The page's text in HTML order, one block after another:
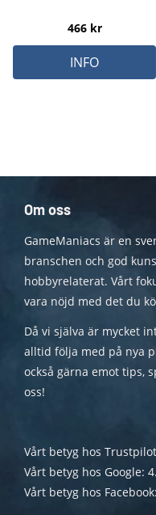
466kr
INFO
Om oss
GameManiacs är en
branschen och god
hobbyrelaterat. Vårt
vara nöjd med det du
Då vi själva är mycket
alltid följa med på nya
också gärna emot tips,
oss!
Vårt betyg hos
Vårt betyg hos Google:
Vårt betyg hos